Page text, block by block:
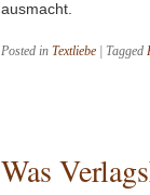
ausmacht.
Posted in Textliebe Tagged
Was